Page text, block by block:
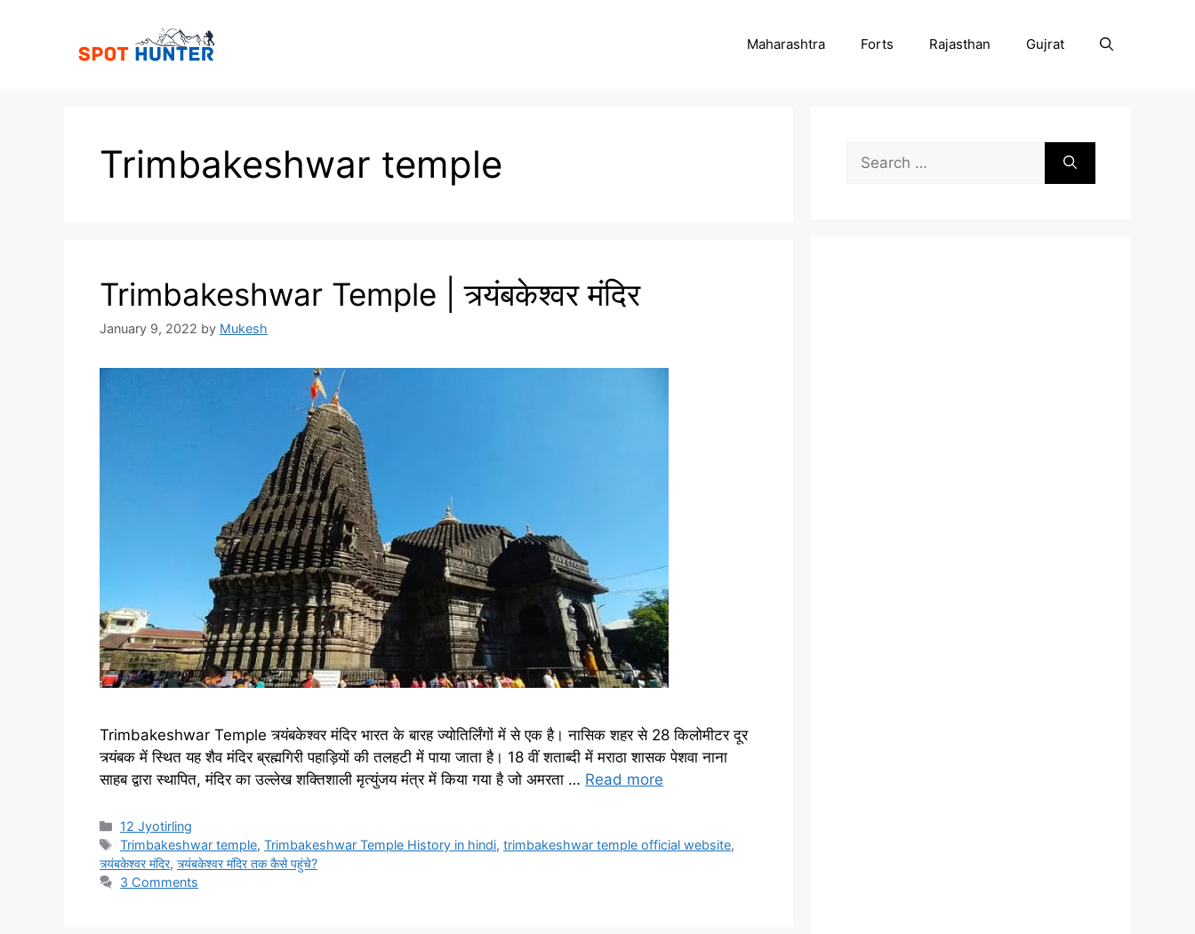
Maharashtra Forts Rajasthan Gujrat
Trimbakeshwar temple
Trimbakeshwar Temple | त्र्यंबकेश्वर मंदिर
January 9, 2022 by Mukesh
Trimbakeshwar Temple त्र्यंबकेश्वर मंदिर भारत के बारह ज्योतिर्लिंगों में से एक है। नासिक शहर से 28 किलोमीटर दूर
त्र्यंबक में स्थित यह शैव मंदिर ब्रह्मगिरी पहाड़ियों की तलहटी में पाया जाता है। 18 वीं शताब्दी में मराठा शासक पेशवा नाना
साहब द्वारा स्थापित, मंदिर का उल्लेख शक्तिशाली मृत्युंजय मंत्र में किया गया है जो अमरता … Read more
Categories
12 Jyotirling
Tags
Trimbakeshwar temple,Trimbakeshwar Temple History in hindi,trimbakeshwar temple official website,
त्र्यंबकेश्वर मंदिर, त्र्यंबकेश्वर मंदिर तक कैसे पहुंचे?
3 Comments
Search
for: